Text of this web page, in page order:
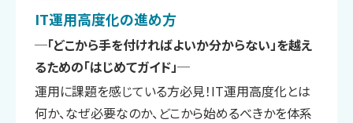
IT運用高度化の進め方
─「どこから手を付ければよいか分からない」を越え
るための「はじめてガイド」─
運用に課題を感じている方必見！IT運用高度化とは
何か、なぜ必要なのか、どこから始めるべきかを体系